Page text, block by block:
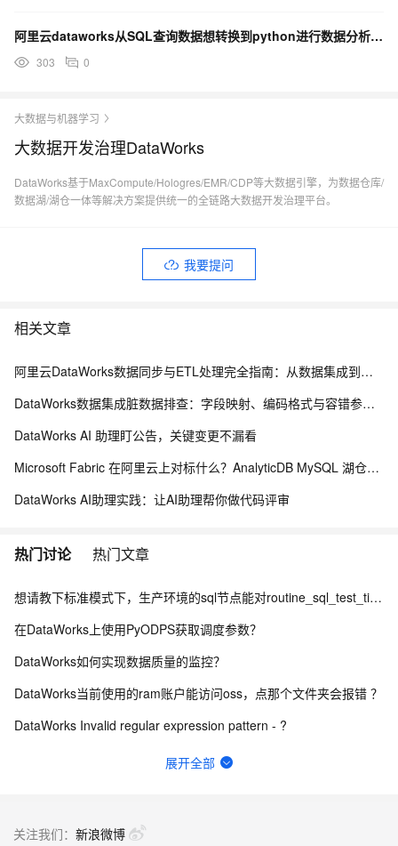
阿里云dataworks从SQL查询数据想转换到python进行数据分析，怎么样的操作路径？
303 0
大数据与机器学习
大数据开发治理DataWorks
DataWorks基于MaxCompute/Hologres/EMR/CDP等大数据引擎，为数据仓库/
数据湖/湖仓一体等解决方案提供统一的全链路大数据开发治理平台。
我要提问
相关文章
阿里云DataWorks数据同步与ETL处理完全指南：从数据集成到数据治理全链路解析
DataWorks数据集成脏数据排查：字段映射、编码格式与容错参数指南
DataWorks AI 助理盯公告，关键变更不漏看
Microsoft Fabric 在阿里云上对标什么？AnalyticDB MySQL 湖仓一体统一分析方案
DataWorks AI助理实践：让AI助理帮你做代码评审
热门讨论 热门文章
想请教下标准模式下，生产环境的sql节点能对routine_sql_test_tianyi进行sel
在DataWorks上使用PyODPS获取调度参数？
DataWorks如何实现数据质量的监控？
DataWorks当前使用的ram账户能访问oss，点那个文件夹会报错 ？
DataWorks Invalid regular expression pattern - ?
数据来源：com.alibaba.fastjson.JSONException: syntax er
展开全部
关注我们： 新浪微博